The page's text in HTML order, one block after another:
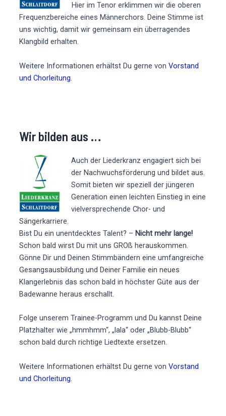
Hier im Tenor erklimmen wir die oberen
Frequenzbereiche eines Männerchors. Deine Stimme ist
uns wichtig, damit wir gemeinsam ein überragendes
Klangbild erhalten.
Weitere Informationen erhältst Du gerne vonVorstand
und Chorleitung
Wir bilden aus …
Auch der Liederkranz engagiert sich bei
der Nachwuchsförderung und bildet aus.
Somit bieten wir speziell der jüngeren
Generation einen leichten Einstieg in eine
vielversprechende Chor- und
Sängerkarriere.
Bist Du ein unentdecktes Talent? – Nicht mehr lange!
Schon bald wirst Du mit uns GROß herauskommen.
Gönne Dir und Deinen Stimmbändern eine umfangreiche
Gesangsausbildung und Deiner Familie ein neues
Klangerlebnis das schon bald in höchster Güte aus der
Badewanne heraus erschallt.
Folge unserem Trainee-Programm und Du kannst Deine
Platzhalter wie „hmmhmm“, „lala“ oder „Blubb-Blubb“
schon bald durch richtige Liedtexte ersetzen.
Weitere Informationen erhältst Du gerne vonVorstand
und Chorleitung.